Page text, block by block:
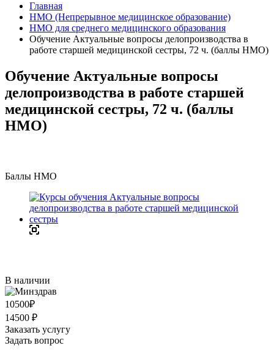
Главная
НМО (Непрерывное медицинское образование)
НМО для среднего медицинского образования
Обучение Актуальные вопросы делопроизводства в
работе старшей медицинской сестры, 72 ч. (баллы НМО)
Обучение Актуальные вопросы
делопроизводства в работе старшей
медицинской сестры, 72 ч. (баллы
НМО)
В наличии
10500₽
14500 ₽
Заказать услугу
Задать вопрос
Баллы НМО